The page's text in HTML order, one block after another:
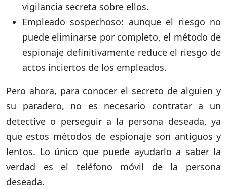
vigilancia secreta sobre ellos.
Empleado sospechoso: aunque el riesgo no
puede eliminarse por completo, el método de
espionaje definitivamente reduce el riesgo de
actos inciertos de los empleados.
Pero ahora, para conocer el secreto de alguien y
su paradero, no es necesario contratar a un
detective o perseguir a la persona deseada, ya
que estos métodos de espionaje son antiguos y
lentos. Lo único que puede ayudarlo a saber la
verdad es el teléfono móvil de la persona
deseada.